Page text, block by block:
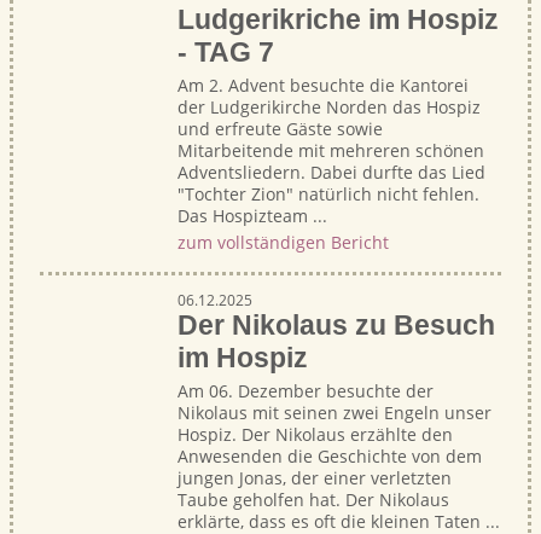
Ludgerikriche im Hospiz
- TAG 7
Am 2. Advent besuchte die Kantorei
der Ludgerikirche Norden das Hospiz
und erfreute Gäste sowie
Mitarbeitende mit mehreren schönen
Adventsliedern. Dabei durfte das Lied
"Tochter Zion" natürlich nicht fehlen.
Das Hospizteam ...
zum vollständigen Bericht
06.12.2025
Der Nikolaus zu Besuch
im Hospiz
Am 06. Dezember besuchte der
Nikolaus mit seinen zwei Engeln unser
Hospiz. Der Nikolaus erzählte den
Anwesenden die Geschichte von dem
jungen Jonas, der einer verletzten
Taube geholfen hat. Der Nikolaus
erklärte, dass es oft die kleinen Taten ...